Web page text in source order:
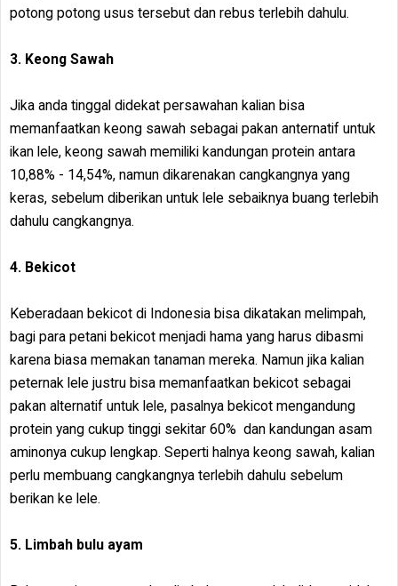
potong potong usus tersebut dan rebus terlebih dahulu.
3. Keong Sawah
Jika anda tinggal didekat persawahan kalian bisa
memanfaatkan keong sawah sebagai pakan anternatif untuk
ikan lele, keong sawah memiliki kandungan protein antara
10,88% - 14,54%, namun dikarenakan cangkangnya yang
keras, sebelum diberikan untuk lele sebaiknya buang terlebih
dahulu cangkangnya.
4. Bekicot
Keberadaan bekicot di Indonesia bisa dikatakan melimpah,
bagi para petani bekicot menjadi hama yang harus dibasmi
karena biasa memakan tanaman mereka. Namun jika kalian
peternak lele justru bisa memanfaatkan bekicot sebagai
pakan alternatif untuk lele, pasalnya bekicot mengandung
protein yang cukup tinggi sekitar 60% dan kandungan asam
aminonya cukup lengkap. Seperti halnya keong sawah, kalian
perlu membuang cangkangnya terlebih dahulu sebelum
berikan ke lele.
5. Limbah bulu ayam